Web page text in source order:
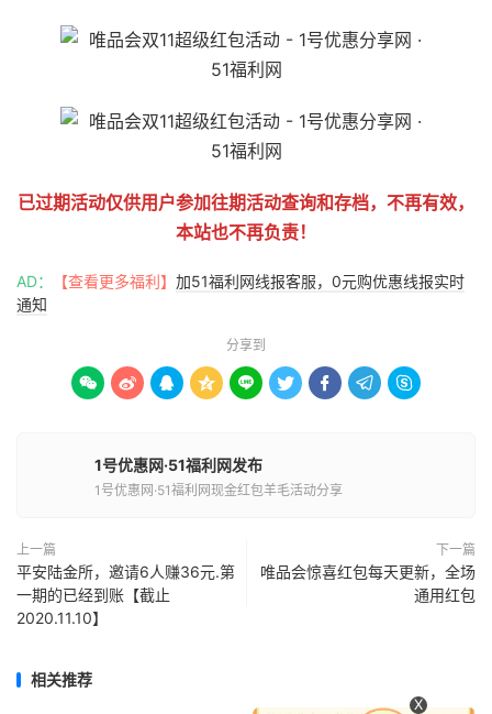
已过期活动仅供用户参加往期活动查询和存档，不再有效，
本站也不再负责！
AD： 【查看更多福利】 加51福利网线报客服，0元购优惠线报实时
通知
分享到
        
1号优惠网·51福利网发布
1号优惠网·51福利网现金红包羊毛活动分享
上一篇
平安陆金所，邀请6人赚36元.第
一期的已经到账【截止
2020.11.10】
下一篇
唯品会惊喜红包每天更新，全场
通用红包
相关推荐
X